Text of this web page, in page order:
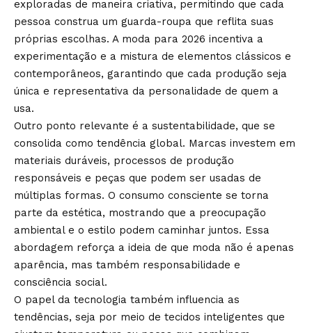
exploradas de maneira criativa, permitindo que cada
pessoa construa um guarda-roupa que reflita suas
próprias escolhas. A moda para 2026 incentiva a
experimentação e a mistura de elementos clássicos e
contemporâneos, garantindo que cada produção seja
única e representativa da personalidade de quem a
usa.
Outro ponto relevante é a sustentabilidade, que se
consolida como tendência global. Marcas investem em
materiais duráveis, processos de produção
responsáveis e peças que podem ser usadas de
múltiplas formas. O consumo consciente se torna
parte da estética, mostrando que a preocupação
ambiental e o estilo podem caminhar juntos. Essa
abordagem reforça a ideia de que moda não é apenas
aparência, mas também responsabilidade e
consciência social.
O papel da tecnologia também influencia as
tendências, seja por meio de tecidos inteligentes que